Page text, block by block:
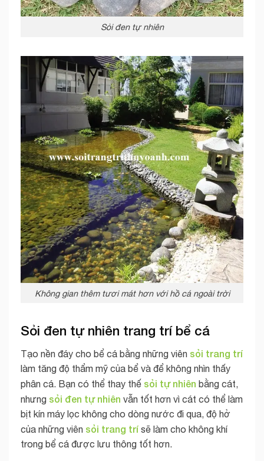
Sỏi đen tự nhiên
Không gian thêm tươi mát hơn với hồ cá ngoài trời
Sỏi đen tự nhiên trang trí bể cá
Tạo nền đáy cho bể cá bằng những viên sỏi trang trí
làm tăng độ thẩm mỹ của bể và để không nhìn thấy
phân cá. Bạn có thể thay thế sỏi tự nhiên bằng cát,
nhưng sỏi đen tự nhiên vẫn tốt hơn vì cát có thể làm
bịt kín máy lọc không cho dòng nước đi qua, độ hở
của những viên sỏi trang trísẽ làm cho không khí
trong bể cá được lưu thông tốt hơn.